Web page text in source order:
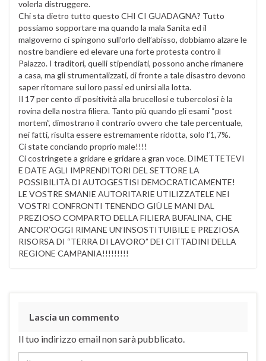
volerla distruggere.
Chi sta dietro tutto questo CHI CI GUADAGNA? Tutto
possiamo sopportare ma quando la mala Sanita ed il
malgoverno ci spingono sull’orlo dell’abisso, dobbiamo alzare le
nostre bandiere ed elevare una forte protesta contro il
Palazzo. I traditori, quelli stipendiati, possono anche rimanere
a casa, ma gli strumentalizzati, di fronte a tale disastro devono
saper ritornare sui loro passi ed unirsi alla lotta.
Il 17 per cento di positività alla brucellosi e tubercolosi è la
rovina della nostra filiera. Tanto più quando gli esami “post
mortem”, dimostrano il contrario ovvero che tale percentuale,
nei fatti, risulta essere estremamente ridotta, solo l’1,7%.
Ci state conciando proprio male!!!!
Ci costringete a gridare e gridare a gran voce. DIMETTETEVI
E DATE AGLI IMPRENDITORI DEL SETTORE LA
POSSIBILITÀ DI AUTOGESTISI DEMOCRATICAMENTE!
LE VOSTRE SMANIE AUTORITARIE UTILIZZATELE NEI
VOSTRI CONFRONTI TENENDO GIÙ LE MANI DAL
PREZIOSO COMPARTO DELLA FILIERA BUFALINA, CHE
ANCOR’OGGI RIMANE UN’INSOSTITUIBILE E PREZIOSA
RISORSA DI “TERRA DI LAVORO” DEI CITTADINI DELLA
REGIONE CAMPANIA!!!!!!!!!
Lascia un commento
Il tuo indirizzo email non sarà pubblicato.